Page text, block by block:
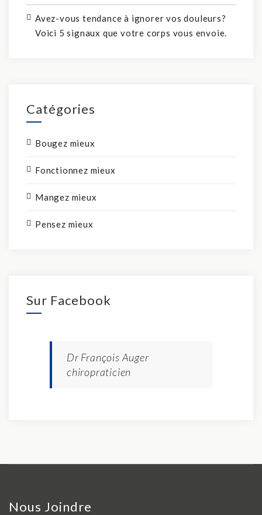
Avez-vous tendance à ignorer vos douleurs?
Voici 5 signaux que votre corps vous envoie.
Catégories
Bougez mieux
Fonctionnez mieux
Mangez mieux
Pensez mieux
Sur Facebook
Dr François Auger
chiropraticien
Nous Joindre